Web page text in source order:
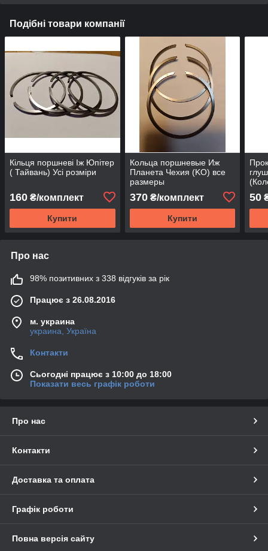
Подібні товари компанії
Кільця поршневі Іж Юпітер
( Тайвань) Усі розміри
160 ₴/комплект
Купити
Кольца поршневые Иж
Планета Чехия (KO) все
размеры
370₴/комплект
Купити
50
Про нас
98% позитивних з 338 відгуків за рік
Працює з 26.08.2016
м. украина
украина, Україна
Контакти
Сьогодні працює з 10:00 до 18:00
Показати весь графік роботи
Про нас
Контакти
Доставка та оплата
Графік роботи
Повна версія сайту